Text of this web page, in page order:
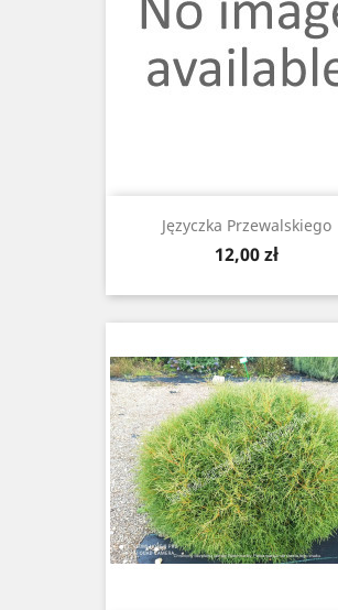
Języczka Przewalskiego
Cena
12,00 zł